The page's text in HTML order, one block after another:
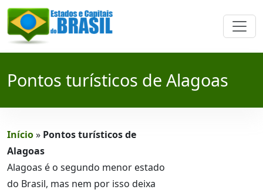
Pontos turísticos de Alagoas
Início» Pontos turísticos de
Alagoas
Alagoas é o segundo menor estado
do Brasil, mas nem por isso deixa